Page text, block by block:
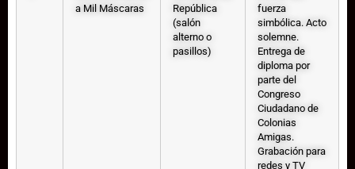
a Mil Máscaras
República
(salón
alterno o
pasillos)
fuerza
simbólica. Acto
solemne.
Entrega de
diploma por
parte del
Congreso
Ciudadano de
Colonias
Amigas.
Grabación para
redes y TV